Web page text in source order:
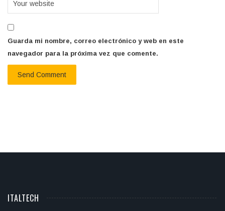
Guarda mi nombre, correo electrónico y web en este
navegador para la próxima vez que comente.
ITALTECH